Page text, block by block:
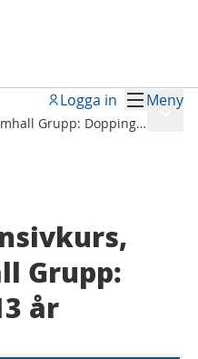
Meny
Logga in
Doppingen 7-13 år
Meny
Grupp:
år